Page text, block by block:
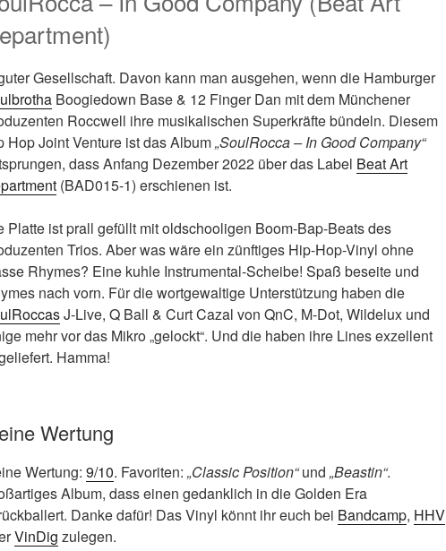
Gesellschaft. Davon kann man ausgehen, wenn die Hamburger
Boogiedown Base & 12 Finger Dan mit dem Münchener
Roccwell ihre musikalischen Superkräfte bündeln. Diesem
Hop Joint Venture ist das Album„SoulRocca – In Good Company“
dass Anfang Dezember 2022 über das Label Beat Art
(BAD015-1) erschienen ist.
Platte ist prall gefüllt mit oldschooligen Boom-Bap-Beats des
Trios. Aber was wäre ein zünftiges Hip-Hop-Vinyl ohne
Rhymes? Eine kuhle Instrumental-Scheibe! Spaß beseite und
nach vorn. Für die wortgewaltige Unterstützung haben die
J-Live, Q Ball & Curt Cazal von QnC, M-Dot, Wildelux und
mehr vor das Mikro „gelockt“. Und die haben ihre Lines exzellent
Hamma!
Wertung
Wertung: 9/10. Favoriten: „Classic Position“und „Beastin“.
Album, dass einen gedanklich in die Golden Era
Danke dafür! Das Vinyl könnt ihr euch bei Bandcamp, HHV
VinDig zulegen.